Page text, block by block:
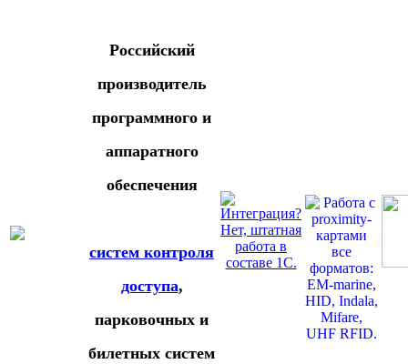
Российский
производитель
программного и
аппаратного
обеспечения
систем контроля
доступа,
парковочных и
билетных систем